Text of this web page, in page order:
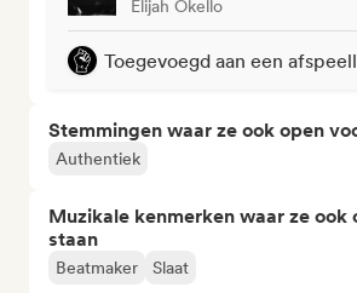
Elijah Okello
Toegevoegd aan een
Stemmingen waar ze ook open
Authentiek
Muzikale kenmerken waar ze ook
staan
Beatmaker Slaat